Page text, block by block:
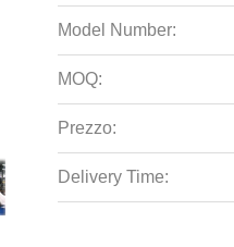
Model Number:
MOQ:
Prezzo:
Delivery Time: